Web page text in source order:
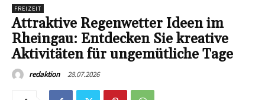
FREIZEIT
Attraktive Regenwetter Ideen im
Rheingau: Entdecken Sie kreative
Aktivitäten für ungemütliche Tage
redaktion 28.07.2026